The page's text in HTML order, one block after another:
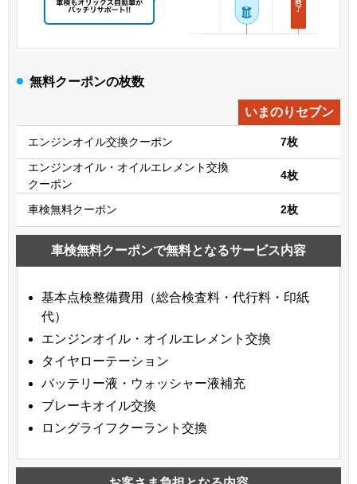
無料クーポンの枚数
いまのりセブン
エンジンオイル交換クーポン
7枚
エンジンオイル・オイルエレメント交換
クーポン
4枚
車検無料クーポン 2枚
車検無料クーポンで無料となるサービス内容
基本点検整備費用（総合検査料・代行料・印紙
代）
エンジンオイル・オイルエレメント交換
タイヤローテーション
バッテリー液・ウォッシャー液補充
ブレーキオイル交換
ロングライフクーラント交換